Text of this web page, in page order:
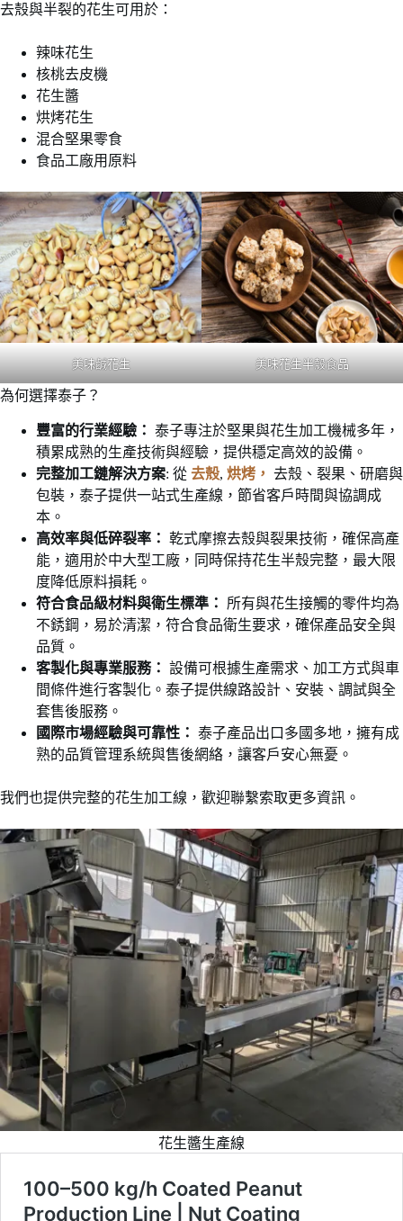
去殼與半裂的花生可用於：
辣味花生
核桃去皮機
花生醬
烘烤花生
混合堅果零食
食品工廠用原料
美味鹹花生 美味花生半殼食品
為何選擇泰子？
豐富的行業經驗： 泰子專注於堅果與花生加工機械多年，
積累成熟的生產技術與經驗，提供穩定高效的設備。
完整加工鏈解決方案: 從 去殼, 烘烤， 去殼、裂果、研磨與
包裝，泰子提供一站式生產線，節省客戶時間與協調成
本。
高效率與低碎裂率： 乾式摩擦去殼與裂果技術，確保高產
能，適用於中大型工廠，同時保持花生半殼完整，最大限
度降低原料損耗。
符合食品級材料與衛生標準： 所有與花生接觸的零件均為
不銹鋼，易於清潔，符合食品衛生要求，確保產品安全與
品質。
客製化與專業服務： 設備可根據生產需求、加工方式與車
間條件進行客製化。泰子提供線路設計、安裝、調試與全
套售後服務。
國際市場經驗與可靠性： 泰子產品出口多國多地，擁有成
熟的品質管理系統與售後網絡，讓客戶安心無憂。
我們也提供完整的花生加工線，歡迎聯繫索取更多資訊。
花生醬生產線